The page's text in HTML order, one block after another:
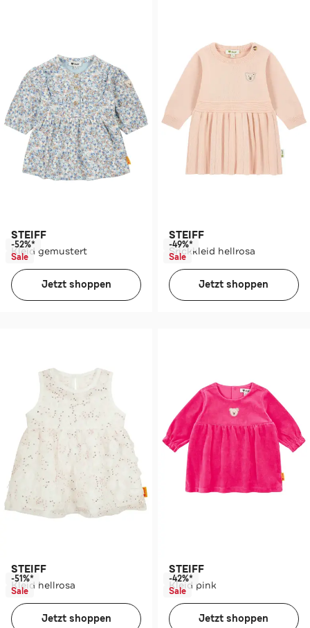
STEIFF
Kleid gemustert
-52%*
Sale
Jetzt shoppen
STEIFF
Srickkleid hellrosa
-49%*
Sale
Jetzt shoppen
STEIFF
Kleid hellrosa
-51%*
Sale
Jetzt shoppen
STEIFF
Kleid pink
-42%*
Sale
Jetzt shoppen